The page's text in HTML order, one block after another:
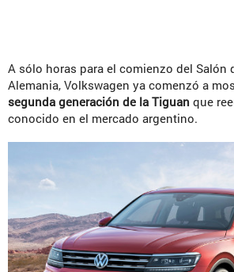
A sólo horas para el comienzo del Salón
Alemania, Volkswagen ya comenzó a
segunda generación de la Tiguan que
conocido en el mercado argentino.